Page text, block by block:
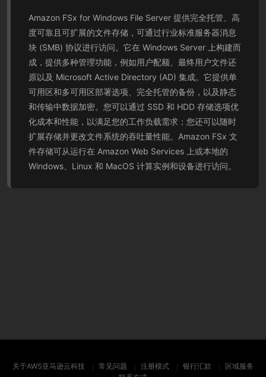
Amazon FSx for Windows File Server 提供完全托管、高
度可靠且可扩展的文件存储，可通过行业标准服务器消息
块 (SMB) 协议进行访问。它在 Windows Server 上构建而
成，提供多种管理功能，例如用户配额、最终用户文件还
原以及 Microsoft Active Directory (AD) 集成。它提供单
可用区和多可用区部署选项、完全托管的备份，以及静态
和传输中数据加密。您可以通过 SSD 和 HDD 存储选项优
化成本和性能，以满足您的工作负载需求；您还可以随时
扩展存储并更改文件系统的吞吐量性能。Amazon FSx 文
件存储可从运行在 Amazon Web Services 上或本地的
Windows、Linux 和 MacOS 计算实例和设备进行访问。
关于AWS亚马逊云科技 常见问题 注册模式 银行汇款
区域服务